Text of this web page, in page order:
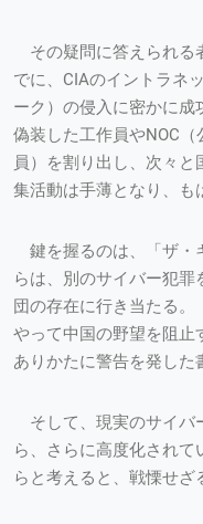
その疑問に答えられる
でに、CIAのイントラネ
ーク）の侵入に密かに成
偽装した工作員やNOC
員）を割り出し、次々
集活動は手薄となり、も
鍵を握るのは、「ザ・
らは、別のサイバー犯
団の存在に行き当たる
やって中国の野望を阻
ありかたに警告を発した
そして、現実のサイバ
ら、さらに高度化され
らと考えると、戦慄せざ